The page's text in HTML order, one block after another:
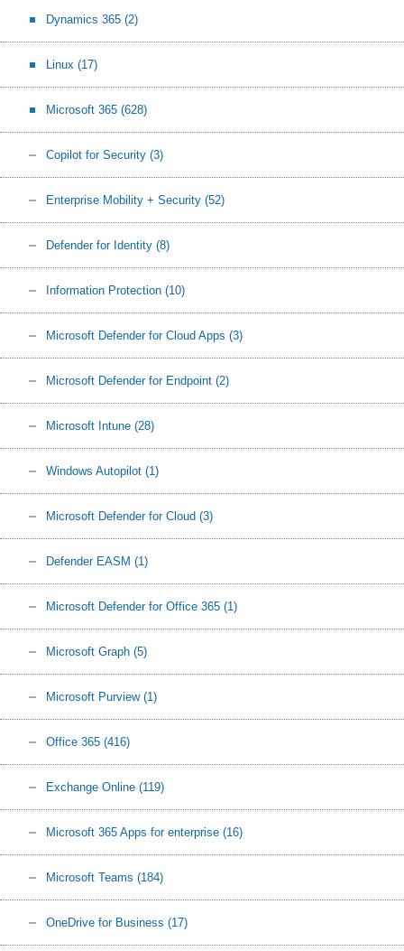
Dynamics 365 (2)
Linux (17)
Microsoft 365 (628)
Copilot for Security (3)
Enterprise Mobility + Security (52)
Defender for Identity (8)
Information Protection (10)
Microsoft Defender for Cloud Apps (3)
Microsoft Defender for Endpoint (2)
Microsoft Intune (28)
Windows Autopilot (1)
Microsoft Defender for Cloud (3)
Defender EASM (1)
Microsoft Defender for Office 365 (1)
Microsoft Graph (5)
Microsoft Purview (1)
Office 365 (416)
Exchange Online (119)
Microsoft 365 Apps for enterprise (16)
Microsoft Teams (184)
OneDrive for Business (17)